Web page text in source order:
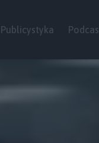
Publicystyka